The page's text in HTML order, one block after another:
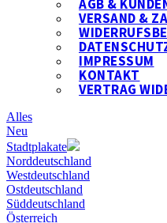
AGB &
VERSAND &
IMPRESSUM
KONTAKT
VERTRAG
Alles
Neu
Stadtplakate
Norddeutschland
Westdeutschland
Ostdeutschland
Süddeutschland
Österreich